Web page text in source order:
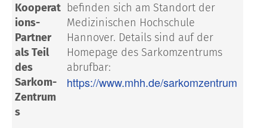
Kooperat
ions-
Partner
als Teil
des
Sarkom-
Zentrum
s
befinden sich am Standort der
Medizinischen Hochschule
Hannover. Details sind auf der
Homepage des Sarkomzentrums
abrufbar:
https://www.mhh.de/sarkomzentrum